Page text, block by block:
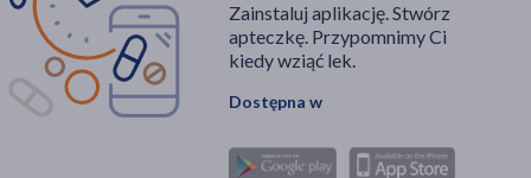
Zainstaluj aplikację. Stwórz
apteczkę. Przypomnimy Ci
kiedy wziąć lek.
Dostępna w